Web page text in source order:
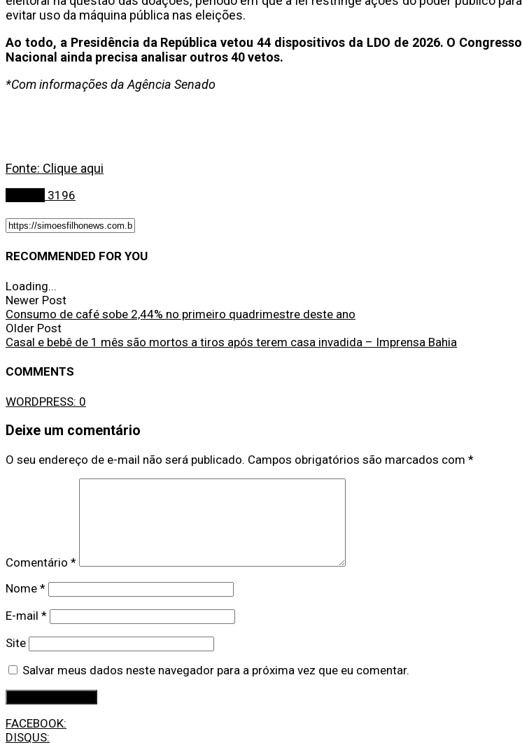
evitar uso da máquina pública nas eleições.
Ao todo, a Presidência da República vetou 44 dispositivos da LDO de 2026. O Congresso
Nacional ainda precisa analisar outros 40 vetos.
*Com informações da Agência Senado
Fonte: Clique aqui
3196
RECOMMENDED FOR YOU
Loading...
Newer Post
Consumo de café sobe 2,44% no primeiro quadrimestre deste ano
Older Post
Casal e bebê de 1 mês são mortos a tiros após terem casa invadida – Imprensa Bahia
COMMENTS
WORDPRESS: 0
Deixe um comentário
O seu endereço de e-mail não será publicado. Campos obrigatórios são marcados com *
Comentário *
Nome *
E-mail *
Site
Salvar meus dados neste navegador para a próxima vez que eu comentar.
FACEBOOK:
DISQUS: